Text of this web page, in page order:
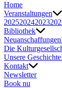
Home
Veranstaltungen
202520242023
Bibliothek
Neuanschaffungen
Die
Unsere Geschichte
Kontakt
Newsletter
Book nu